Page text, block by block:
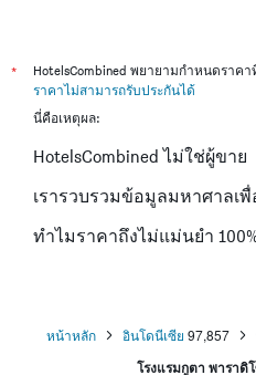
*
HotelsCombined พยายามกำหนดราค
ราคาไม่สามารถรับประกันได้
นี่คือเหตุผล:
HotelsCombined ไม่ใช่ผู้ขาย
เรารวบรวมข้อมูลมหาศาลเ
ทำไมราคาถึงไม่แม่นยำ
หน้าหลัก อินโดนีเซีย 97,857
โรงแรมกูตา พาราดิ